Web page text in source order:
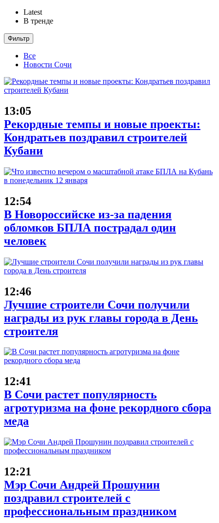
Latest
В тренде
Фильтр
Все
Новости Сочи
13:05
Рекордные темпы и новые проекты:
Кондратьев поздравил строителей
Кубани
12:54
В Новороссийске из-за падения
обломков БПЛА пострадал один
человек
12:46
Лучшие строители Сочи получили
награды из рук главы города в День
строителя
12:41
В Сочи растет популярность
агротуризма на фоне рекордного сбора
меда
12:21
Мэр Сочи Андрей Прошунин
поздравил строителей с
профессиональным праздником